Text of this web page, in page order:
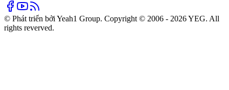
© Phát triển bởi Yeah1 Group. Copyright © 2006 - 2026 YEG. All
rights reverved.